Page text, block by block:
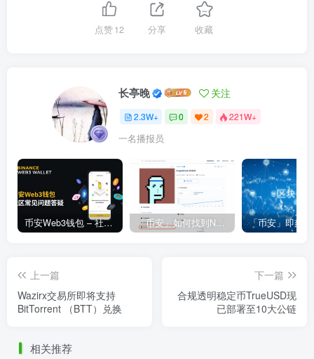
点赞12 分享 收藏
长亭晚 关注
2.3W+ 0 2 221W+
一名播报员
币安Web3钱包 – 社区常见问题答疑 「币安」如何找到NFT合约地址？
上一篇
Wazirx交易所即将支持
BitTorrent （BTT）兑换
下一篇
合规透明稳定币TrueUSD现
已部署至10大公链
相关推荐